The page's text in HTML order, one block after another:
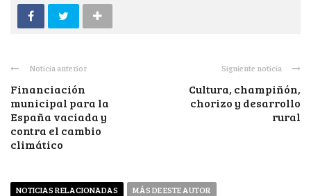
Noticia anterior
Financiación
municipal para la
España vaciada y
contra el cambio
climático
Siguiente noticia
Cultura, champiñón,
chorizo y desarrollo
rural
NOTICIAS RELACIONADAS
MÁS DE ESTE AUTOR